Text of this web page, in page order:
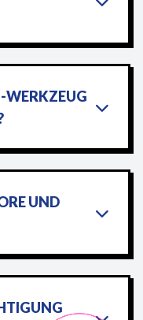
WERKZEUG
UND